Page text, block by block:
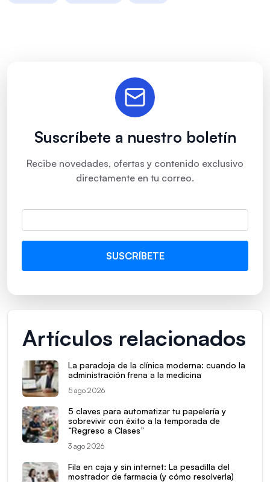
Suscríbete a nuestro boletín
Recibe novedades, ofertas y contenido exclusivo
directamente en tu correo.
Artículos relacionados
La paradoja de la clínica moderna: cuando la
administración frena a la medicina
5 ago 2026
5 claves para automatizar tu papelería y
sobrevivir con éxito a la temporada de
“Regreso a Clases”
3 ago 2026
Fila en caja y sin internet: La pesadilla del
mostrador de farmacia (y cómo resolverla)